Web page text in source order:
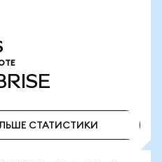
СТАТИСТИКИ